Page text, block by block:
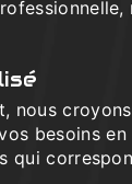
nous
besoins
qui